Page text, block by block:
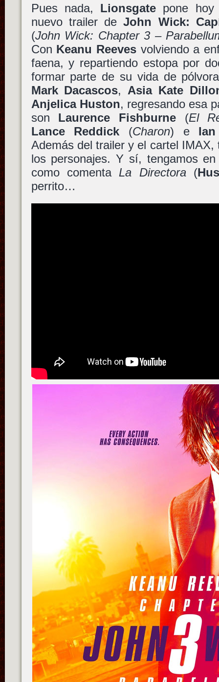
Pues nada, Lionsgate pone
nuevo trailer deJohn Wick:
(John Wick: Chapter 3 –
Con Keanu Reevesvolviendo a
faena, y repartiendo estopa por
formar parte de su vida de
Mark Dacascos,Asia Kate
Anjelica Huston, regresando esa
son Laurence Fishburne(El
Lance Reddick(Charon) e
Además del trailer y el cartel
los personajes. Y sí, tengamos
como comentaLa Directora(
perrito…